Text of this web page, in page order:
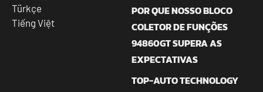
Türkçe
Tiếng Việt
POR QUE NOSSO BLOCO
COLETOR DE FUNÇÕES
94860GT SUPERA AS
EXPECTATIVAS
TOP-AUTO TECHNOLOGY